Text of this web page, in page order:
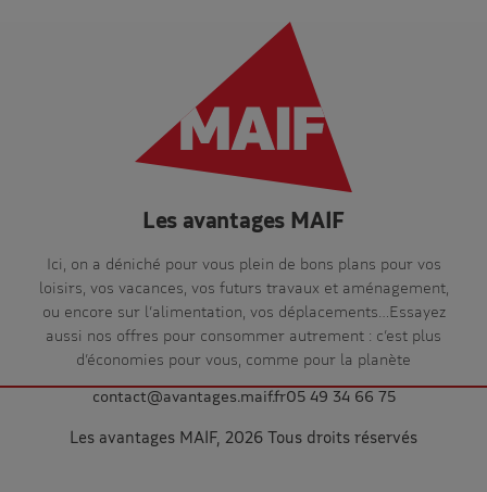
Les avantages MAIF
Ici, on a déniché pour vous plein de bons plans pour vos
loisirs, vos vacances, vos futurs travaux et aménagement,
ou encore sur l’alimentation, vos déplacements…Essayez
aussi nos offres pour consommer autrement : c’est plus
d’économies pour vous, comme pour la planète
contact@avantages.maif.fr05 49 34 66 75
Les avantages MAIF, 2026 Tous droits réservés